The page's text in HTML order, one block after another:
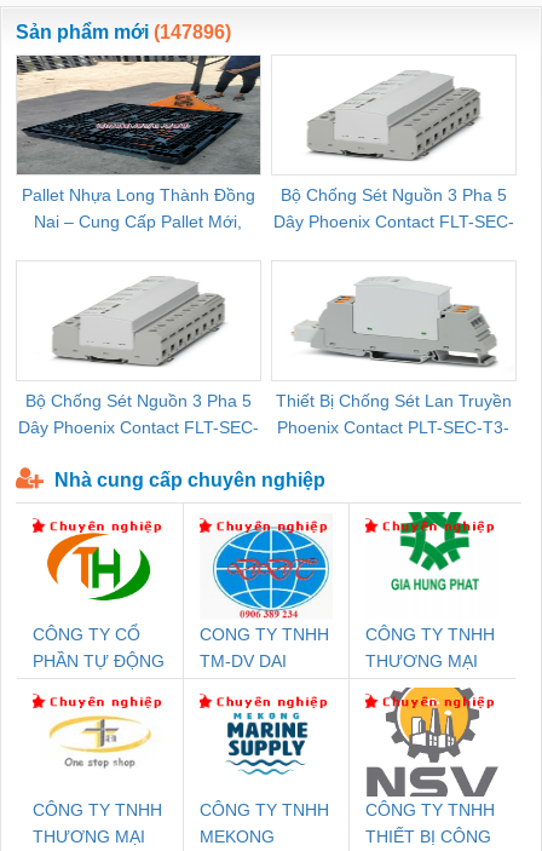
ewara
CHUA CHAY
Sản phẩm mới (147896)
Pallet Nhựa Long Thành Đồng
Nai – Cung Cấp Pallet Mới,
Bộ Chống Sét Nguồn 3 Pha 5
Dây Phoenix Contact FLT-SEC-
Bộ Chống Sét Nguồn 3 Pha 5
Dây Phoenix Contact FLT-SEC-
Thiết Bị Chống Sét Lan Truyền
Phoenix Contact PLT-SEC-T3-
Nhà cung cấp chuyên nghiệp
CÔNG TY CỔ
PHẦN TỰ ĐỘNG
CONG TY TNHH
TM-DV DAI
CÔNG TY TNHH
THƯƠNG MẠI
DỊCH VỤ KỸ
THUẬT ĐIỆN CƠ
GIA HƯNG
PHÁT
CÔNG TY TNHH
THƯƠNG MẠI
CÔNG TY TNHH
MEKONG
CÔNG TY TNHH
THIẾT BỊ CÔNG